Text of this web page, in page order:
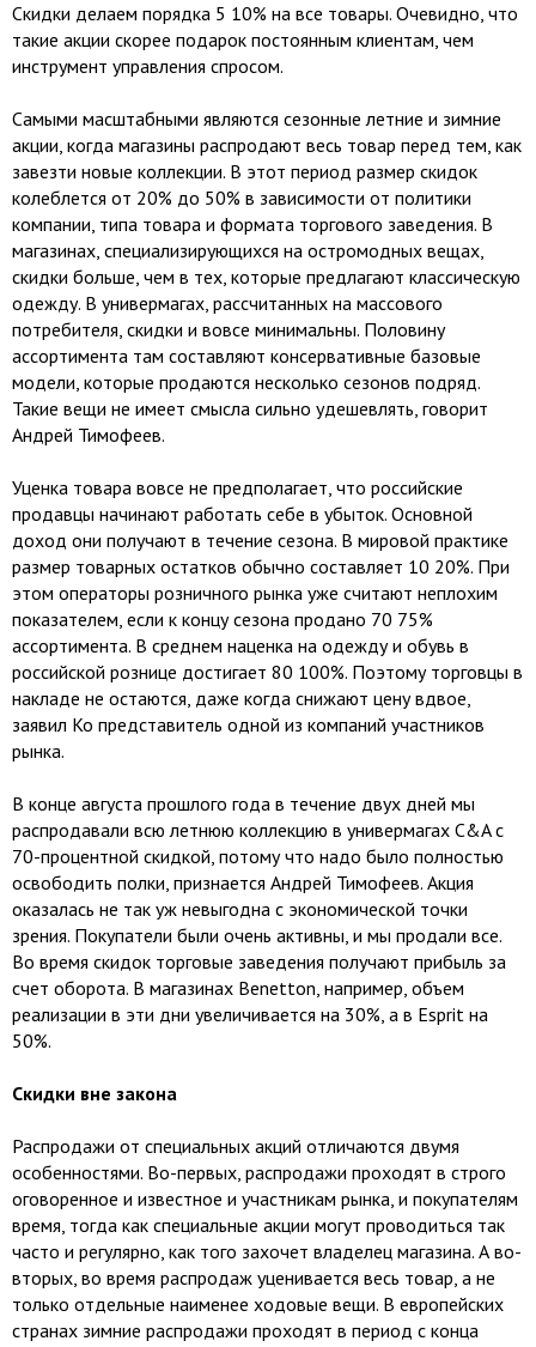
Скидки делаем порядка 5 10% на все товары. Очевидно, что
такие акции скорее подарок постоянным клиентам, чем
инструмент управления спросом.
Самыми масштабными являются сезонные летние и зимние
акции, когда магазины распродают весь товар перед тем, как
завезти новые коллекции. В этот период размер скидок
колеблется от 20% до 50% в зависимости от политики
компании, типа товара и формата торгового заведения. В
магазинах, специализирующихся на остромодных вещах,
скидки больше, чем в тех, которые предлагают классическую
одежду. В универмагах, рассчитанных на массового
потребителя, скидки и вовсе минимальны. Половину
ассортимента там составляют консервативные базовые
модели, которые продаются несколько сезонов подряд.
Такие вещи не имеет смысла сильно удешевлять, говорит
Андрей Тимофеев.
Уценка товара вовсе не предполагает, что российские
продавцы начинают работать себе в убыток. Основной
доход они получают в течение сезона. В мировой практике
размер товарных остатков обычно составляет 10 20%. При
этом операторы розничного рынка уже считают неплохим
показателем, если к концу сезона продано 70 75%
ассортимента. В среднем наценка на одежду и обувь в
российской рознице достигает 80 100%. Поэтому торговцы в
накладе не остаются, даже когда снижают цену вдвое,
заявил Ко представитель одной из компаний участников
рынка.
В конце августа прошлого года в течение двух дней мы
распродавали всю летнюю коллекцию в универмагах C&A с
70-процентной скидкой, потому что надо было полностью
освободить полки, признается Андрей Тимофеев. Акция
оказалась не так уж невыгодна с экономической точки
зрения. Покупатели были очень активны, и мы продали все.
Во время скидок торговые заведения получают прибыль за
счет оборота. В магазинах Benetton, например, объем
реализации в эти дни увеличивается на 30%, а в Esprit на
50%.
Скидки вне закона
Распродажи от специальных акций отличаются двумя
особенностями. Во-первых, распродажи проходят в строго
оговоренное и известное и участникам рынка, и покупателям
время, тогда как специальные акции могут проводиться так
часто и регулярно, как того захочет владелец магазина. А во-
вторых, во время распродаж уценивается весь товар, а не
только отдельные наименее ходовые вещи. В европейских
странах зимние распродажи проходят в период с конца